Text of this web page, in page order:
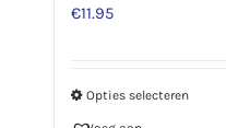
€11.95
Opties selecterenDit